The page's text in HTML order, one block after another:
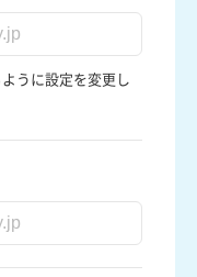
うに設定を変更し